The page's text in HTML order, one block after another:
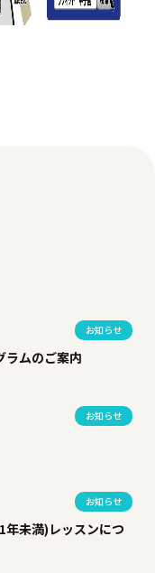
お知らせ
ラムのご案内
お知らせ
お知らせ
未満)レッスンにつ